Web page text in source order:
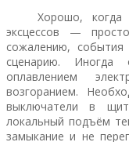
Хорошо, когда
эксцессов —
сожалению, события
сценарию. Иногда
оплавлением
возгоранием.
выключатели в
локальный подъём
замыкание и не